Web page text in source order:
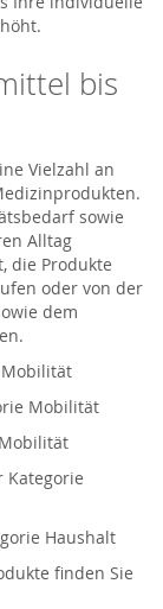
bis
Vielzahl an
sowie
Alltag
die Produkte
oder von der
dem
Mobilität
Kategorie
Haushalt
finden Sie